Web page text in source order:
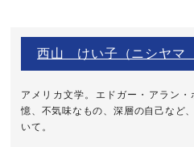
西山 けい子（ニシヤマ
アメリカ文学。エドガー・アラン
憶、不気味なもの、深層の自己など
いて。